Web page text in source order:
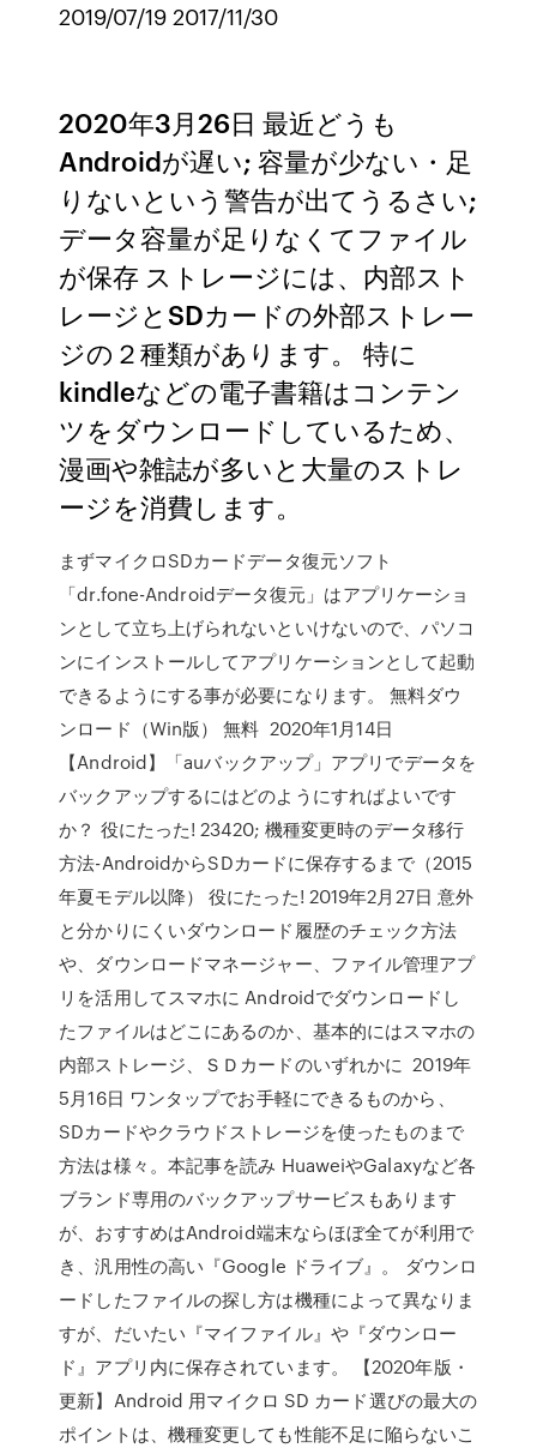
2019/07/19 2017/11/30
2020年3月26日 最近どうも
Androidが遅い; 容量が少ない・足
りないという警告が出てうるさい;
データ容量が足りなくてファイル
が保存 ストレージには、内部スト
レージとSDカードの外部ストレー
ジの２種類があります。 特に
kindleなどの電子書籍はコンテン
ツをダウンロードしているため、
漫画や雑誌が多いと大量のストレ
ージを消費します。
まずマイクロSDカードデータ復元ソフト
「dr.fone-Androidデータ復元」はアプリケーショ
ンとして立ち上げられないといけないので、パソコ
ンにインストールしてアプリケーションとして起動
できるようにする事が必要になります。 無料ダウ
ンロード（Win版） 無料 2020年1月14日
【Android】「auバックアップ」アプリでデータを
バックアップするにはどのようにすればよいです
か？ 役にたった! 23420; 機種変更時のデータ移行
方法-AndroidからSDカードに保存するまで（2015
年夏モデル以降） 役にたった! 2019年2月27日 意外
と分かりにくいダウンロード履歴のチェック方法
や、ダウンロードマネージャー、ファイル管理アプ
リを活用してスマホに Androidでダウンロードし
たファイルはどこにあるのか、基本的にはスマホの
内部ストレージ、ＳＤカードのいずれかに 2019年
5月16日 ワンタップでお手軽にできるものから、
SDカードやクラウドストレージを使ったものまで
方法は様々。本記事を読み HuaweiやGalaxyなど各
ブランド専用のバックアップサービスもあります
が、おすすめはAndroid端末ならほぼ全てが利用で
き、汎用性の高い『Google ドライブ』。 ダウンロ
ードしたファイルの探し方は機種によって異なりま
すが、だいたい『マイファイル』や『ダウンロー
ド』アプリ内に保存されています。 【2020年版・
更新】Android 用マイクロ SD カード選びの最大の
ポイントは、機種変更しても性能不足に陥らないこ